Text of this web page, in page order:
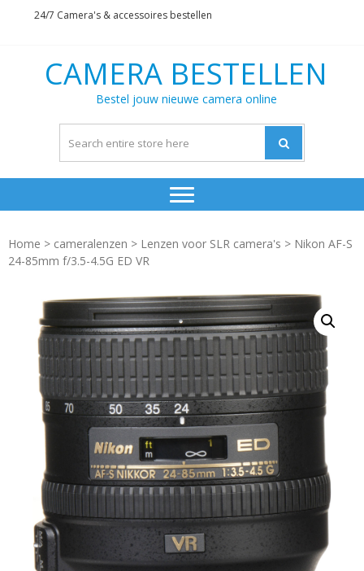
24/7 Camera's & accessoires bestellen
CAMERA BESTELLEN
Bestel jouw nieuwe camera online
Home > cameralenzen > Lenzen voor SLR camera's > Nikon AF-S
24-85mm f/3.5-4.5G ED VR